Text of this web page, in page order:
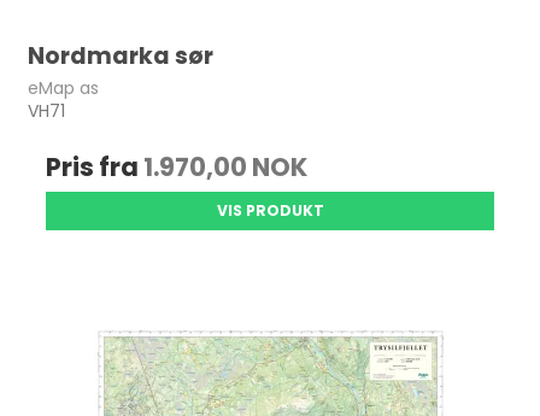
Nordmarka sør
eMap as
VH71
Pris fra 1.970,00 NOK
VIS PRODUKT